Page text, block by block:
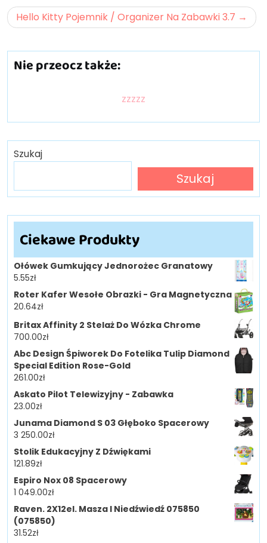
Hello Kitty Pojemnik / Organizer Na Zabawki 3.7
Nie przeocz także:
zzzzz
Szukaj
Szukaj
Ciekawe Produkty
Ołówek Gumkujący Jednorożec Granatowy
5.55zł
Roter Kafer Wesołe Obrazki - Gra Magnetyczna
20.64zł
Britax Affinity 2 Stelaż Do Wózka Chrome
700.00zł
Abc Design Śpiworek Do Fotelika Tulip Diamond
Special Edition Rose-Gold
261.00zł
Askato Pilot Telewizyjny - Zabawka
23.00zł
Junama Diamond S 03 Głęboko Spacerowy
3 250.00zł
Stolik Edukacyjny Z Dźwiękami
121.89zł
Espiro Nox 08 Spacerowy
1 049.00zł
Raven. 2X12el. Masza I Niedźwiedź 075850
(075850)
31.52zł